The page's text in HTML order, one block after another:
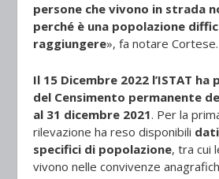
persone che vivono in strada
perché è una popolazione
raggiungere», fa notare Cortese.
Il 15 Dicembre 2022 l’ISTAT
del Censimento permanente
al 31 dicembre 2021. Per la
rilevazione ha reso disponibili
specifici di popolazione, tra cui
vivono nelle convivenze